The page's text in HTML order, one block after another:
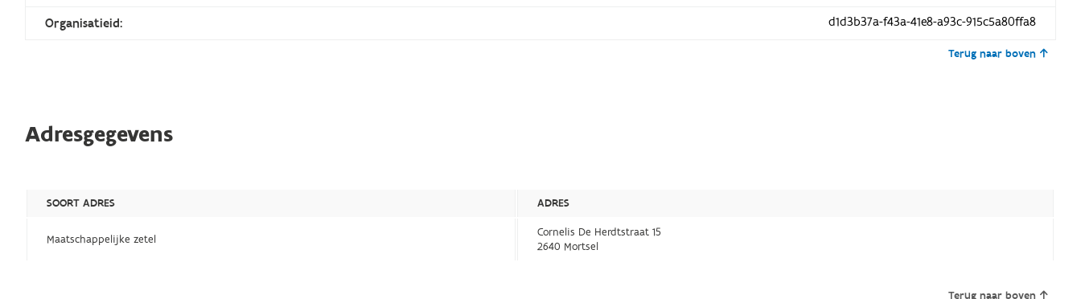
Organisatieid: d1d3b37a-f43a-41e8-a93c-915c5a80ffa8
Terug naar boven
Adresgegevens
SOORT ADRES ADRES
Maatschappelijke zetel
Cornelis De Herdtstraat 15
2640 Mortsel
Terug naar boven